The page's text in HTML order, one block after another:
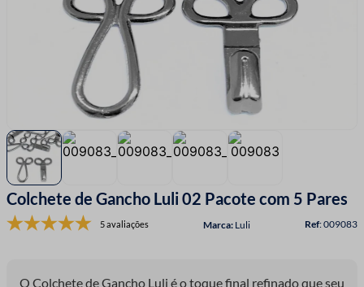
Colchete de Gancho Luli 02 Pacote com 5 Pares
5 avaliações Luli :009083
O Colchete de Gancho Luli é o toque final refinado que seu
amigurumi
passamanaria